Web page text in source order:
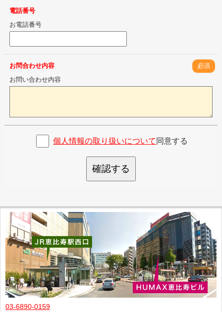
電話番号
お電話番号
お問合わせ内容
必須
お問い合わせ内容
個人情報の取り扱いについて同意する
確認する
03-6890-0159